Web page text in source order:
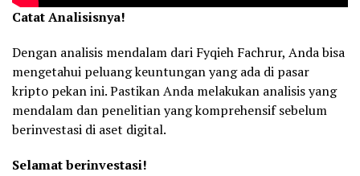
Catat Analisisnya!
Dengan analisis mendalam dari Fyqieh Fachrur, Anda bisa
mengetahui peluang keuntungan yang ada di pasar
kripto pekan ini. Pastikan Anda melakukan analisis yang
mendalam dan penelitian yang komprehensif sebelum
berinvestasi di aset digital.
Selamat berinvestasi!